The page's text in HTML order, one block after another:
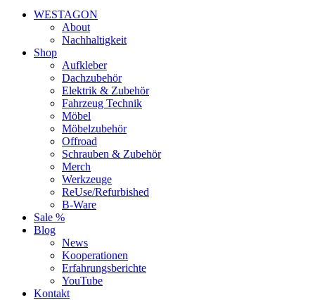
WESTAGON
About
Nachhaltigkeit
Shop
Aufkleber
Dachzubehör
Elektrik & Zubehör
Fahrzeug Technik
Möbel
Möbelzubehör
Offroad
Schrauben & Zubehör
Merch
Werkzeuge
ReUse/Refurbished
B-Ware
Sale %
Blog
News
Kooperationen
Erfahrungsberichte
YouTube
Kontakt